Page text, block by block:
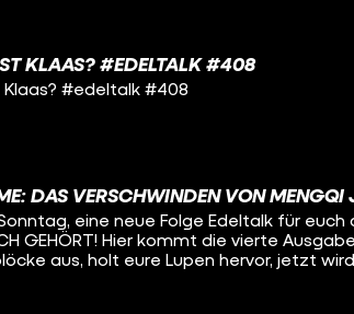
KLAAS? #EDELTALK #408
#edeltalk #408
DAS VERSCHWINDEN VON
eine neue Folge Edeltalk für euch
GEHÖRT! Hier kommt die vierte
aus, holt eure Lupen hervor, jetzt